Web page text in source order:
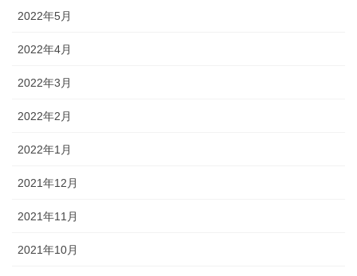
2022年5月
2022年4月
2022年3月
2022年2月
2022年1月
2021年12月
2021年11月
2021年10月